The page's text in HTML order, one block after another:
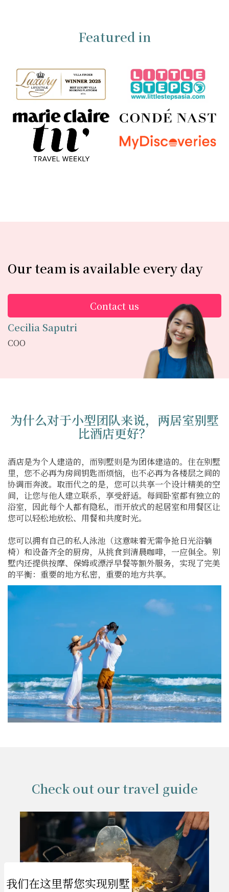
Featured in
Our team is available every day
Contact us
Cecilia Saputri
COO
为什么对于小型团队来说，两居室别墅
比酒店更好？
酒店是为个人建造的，而别墅则是为团体建造的。住在别墅
里，您不必再为房间钥匙而烦恼，也不必再为各楼层之间的
协调而奔波。取而代之的是，您可以共享一个设计精美的空
间，让您与他人建立联系，享受舒适。每间卧室都有独立的
浴室，因此每个人都有隐私，而开放式的起居室和用餐区让
您可以轻松地放松、用餐和共度时光。
您可以拥有自己的私人泳池（这意味着无需争抢日光浴躺
椅）和设备齐全的厨房，从挑食到清晨咖啡，一应俱全。别
墅内还提供按摩、保姆或漂浮早餐等额外服务，实现了完美
的平衡：重要的地方私密，重要的地方共享。
Check out our travel guide